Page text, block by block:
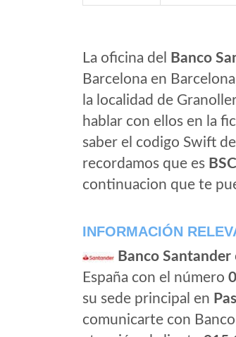
La oficina del Banco
Barcelona en
la localidad de
hablar con ellos en la
saber el codigo Swift
recordamos que es
continuacion que te
INFORMACIÓN
Banco Santander
España con el número
su sede principal en
comunicarte con